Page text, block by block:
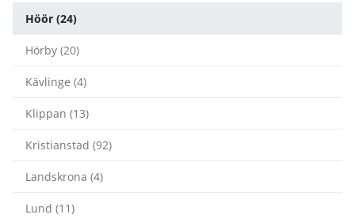
Höör (24)
Hörby (20)
Kävlinge (4)
Klippan (13)
Kristianstad (92)
Landskrona (4)
Lund (11)